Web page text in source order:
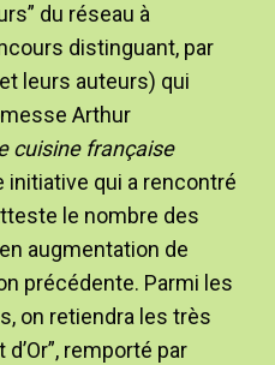
du réseau à
distinguant, par
leurs auteurs) qui
Arthur
cuisine française
initiative qui a rencontré
le nombre des
augmentation de
précédente. Parmi les
on retiendra les très
remporté par